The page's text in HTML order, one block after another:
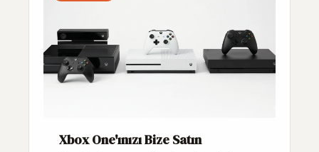
Xbox One'ınızı Bize Satın